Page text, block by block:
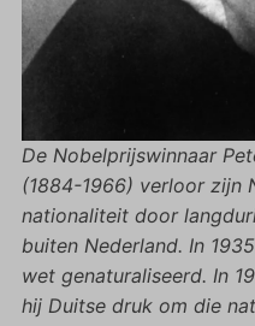
De Nobelprijswinnaar
(1884-1966) verloor zijn
nationaliteit door
buiten Nederland. In
wet genaturaliseerd. In
hij Duitse druk om die